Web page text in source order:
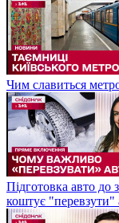
Чим славиться
Підготовка авто
коштує "перевзути"